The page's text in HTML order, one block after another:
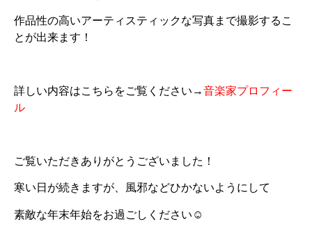
作品性の高いアーティスティックな写真まで撮影するこ
とが出来ます！
詳しい内容はこちらをご覧ください→音楽家プロフィー
ル
ご覧いただきありがとうございました！
寒い日が続きますが、風邪などひかないようにして
素敵な年末年始をお過ごしください☺